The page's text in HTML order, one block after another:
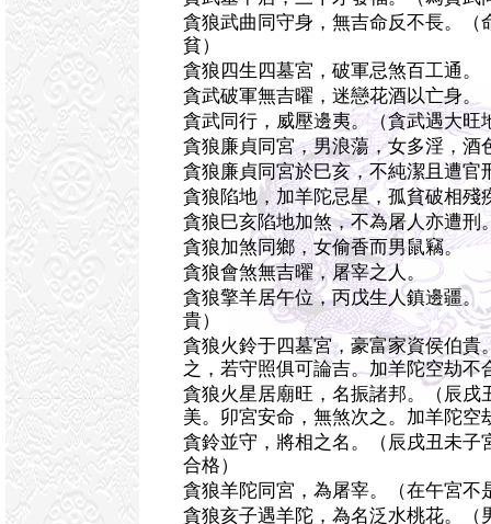
貪狼武曲同守身，無吉命反不長。（
貧）
貪狼四生四墓宮，破軍忌煞百工通。
貪武破軍無吉曜，迷戀花酒以亡身。
貪武同行，威壓邊夷。（貪武遇大旺
貪狼廉貞同宮，男浪蕩，女多淫，酒
貪狼廉貞同宮於巳亥，不純潔且遭官
貪狼陷地，加羊陀忌星，孤貧破相殘
貪狼巳亥陷地加煞，不為屠人亦遭刑
貪狼加煞同鄉，女偷香而男鼠竊。
貪狼會煞無吉曜，屠宰之人。
貪狼擎羊居午位，丙戊生人鎮邊疆。
貴）
貪狼火鈴于四墓宮，豪富家資侯伯貴
之，若守照俱可論吉。加羊陀空劫不
貪狼火星居廟旺，名振諸邦。（辰戌
美。卯宮安命，無煞次之。加羊陀空
貪鈴並守，將相之名。（辰戌丑未子
合格）
貪狼羊陀同宮，為屠宰。（在午宮不
貪狼亥子遇羊陀，為名泛水桃花。（